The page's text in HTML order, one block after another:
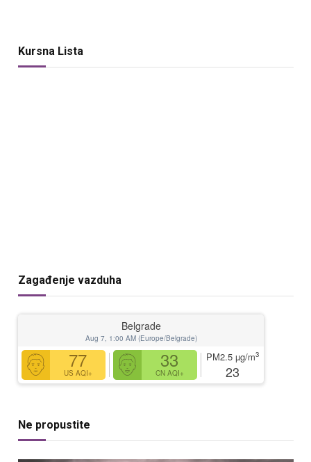
Kursna Lista
Zagađenje vazduha
Belgrade
Aug 7, 1:00 AM (Europe/Belgrade)
77
US AQI+
33
CN AQI+
PM2.5 µg/m3
23
Ne propustite